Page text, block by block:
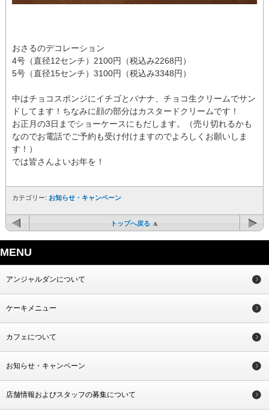
おさるのデコレーション
4号（直径12センチ）2100円（税込み2268円）
5号（直径15センチ）3100円（税込み3348円）
中はチョコスポンジにイチゴとバナナ、チョコ生クリームでサン
ドしてます！ちなみに顔の部分はカスタードクリームです！
お正月の3日までショーケースにもだします。（売り切れるかも
なのでお電話でご予約も受け付けますのでよろしくお願いしま
す！）
では皆さんよいお年を！
カテゴリー: お知らせ・キャンペーン
トップへ戻る
MENU
アンジャルダンについて
ケーキメニュー
カフェについて
お知らせ・キャンペーン
店舗情報およびスタッフの募集について